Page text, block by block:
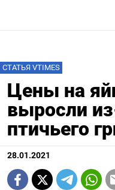
СТАТЬЯ VTIMES
Цены на
выросли
птичьего
28.01.2021